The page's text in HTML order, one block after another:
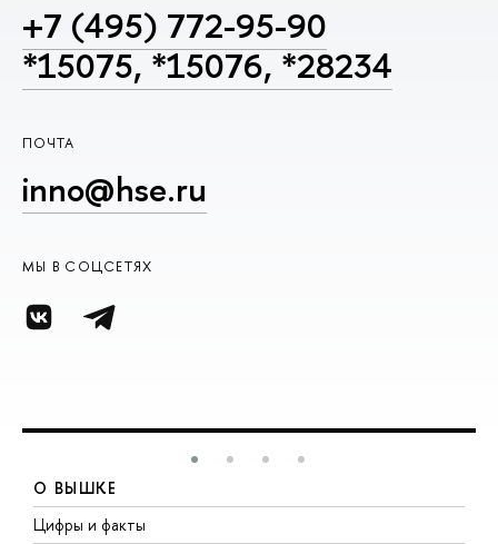
+7 (495) 772-95-90
*15075, *15076, *28234
ПОЧТА
inno@hse.ru
МЫ В СОЦСЕТЯХ
О ВЫШКЕ
Цифры и факты